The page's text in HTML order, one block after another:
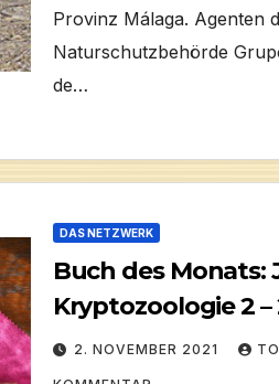
Provinz Málaga. Agenten
Naturschutzbehörde
de…
DAS NETZWERK
Buch des
Kryptozoologie 2 –
2. NOVEMBER 2021